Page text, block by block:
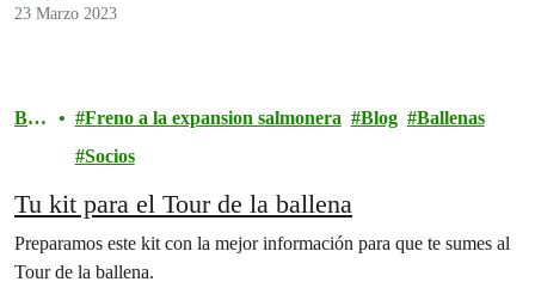
23 Marzo 2023
Blo
Freno a la expansion salmonera Blog
Ballenas
Socios
Tu kit para el Tour de la ballena
Preparamos este kit con la mejor información para que te sumes al
Tour de la ballena.